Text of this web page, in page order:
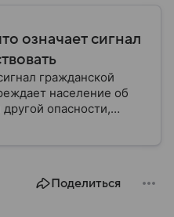
означает сигнал
гражданской
население об
другой опасности,
В последние
что
Поделиться